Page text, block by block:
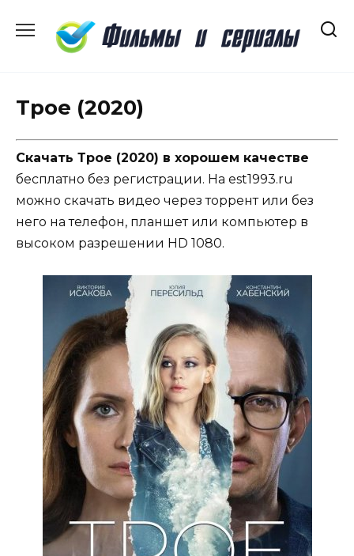
содержанию
Трое (2020)
Скачать Трое (2020) в хорошем качестве
бесплатно без регистрации. На est1993.ru
можно скачать видео через торрент или без
него на телефон, планшет или компьютер в
высоком разрешении HD 1080.